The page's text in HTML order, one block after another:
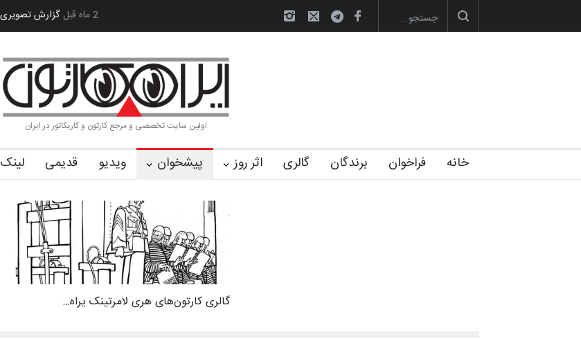
رویداد کارگاهی کارتون و پوستر «ایران سربلند»… آغاز دوره‌های تخصصی فصل تابستان 1405 خانه کا… آیین اختتامیه و اهدای جوایز سوم… 2 ماه قبل
اولین سایت تخصصی و مرجع کارتون و کاریکاتور در ایران
خانه فراخوان برندگان گالری اثر روز پیشخوان ویدیو قدیمی لینک
گالری کارتون‌های هری لامرتینک یراه…